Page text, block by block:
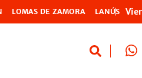
LOMAS DE ZAMORA LANÚS